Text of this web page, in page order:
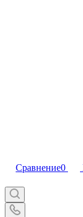
Сравнение0